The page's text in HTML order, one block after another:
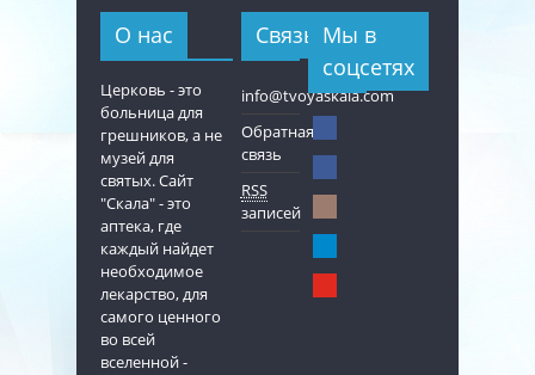
О нас
Церковь - это
больница для
грешников, а не
музей для
святых. Сайт
"Скала" - это
аптека, где
каждый найдет
необходимое
лекарство, для
самого ценного
во всей
вселенной -
Связь
info@tvoyaskala.com
Обратная
связь
RSS
записей
Мы в
соцсетях